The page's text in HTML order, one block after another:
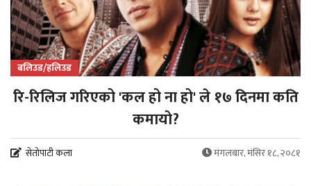
बलिउड/हलिउड
रि-रिलिज गरिएको 'कल हो ना हो' ले १७ दिनमा कति
कमायो?
सेतोपाटी कला मंगलबार, मंसिर १८, २०८१